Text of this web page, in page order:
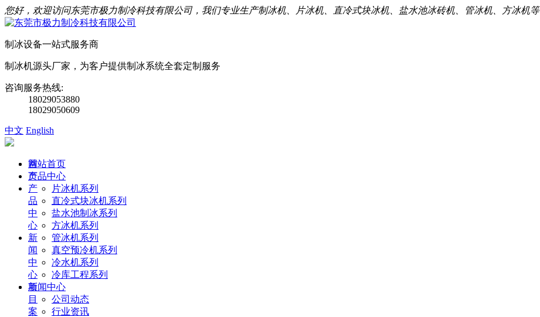
您好，欢迎访问东莞市极力制冷科技有限公司，我们专业生产制冰机、片冰机、直冷式块冰机、盐水池冰砖机、管冰机、方冰机等
制冰设备一站式服务商
制冰机源头厂家，为客户提供制冰系统全套定制服务
咨询服务热线:
18029053880
18029050609
中文 English
首
页
产
品
中
心
新
闻
中
心
项
目
案
网站首页
产品中心
片冰机系列
直冷式块冰机系列
盐水池制冰系列
方冰机系列
管冰机系列
真空预冷机系列
冷水机系列
冷库工程系列
新闻中心
公司动态
行业资讯